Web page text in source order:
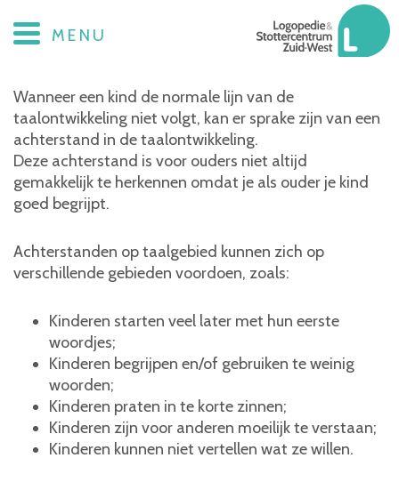
MENU
Taalachterstand
Wanneer een kind de normale lijn van de
taalontwikkeling niet volgt, kan er sprake zijn van een
achterstand in de taalontwikkeling.
Deze achterstand is voor ouders niet altijd
gemakkelijk te herkennen omdat je als ouder je kind
goed begrijpt.
Achterstanden op taalgebied kunnen zich op
verschillende gebieden voordoen, zoals:
Kinderen starten veel later met hun eerste
woordjes;
Kinderen begrijpen en/of gebruiken te weinig
woorden;
Kinderen praten in te korte zinnen;
Kinderen zijn voor anderen moeilijk te verstaan;
Kinderen kunnen niet vertellen wat ze willen.